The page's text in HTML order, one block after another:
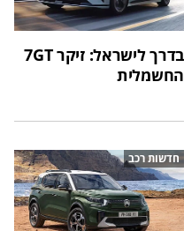
בדרך לישראל: זיקר 7GT
החשמלית
חדשות רכב